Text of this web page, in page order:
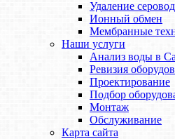
Удаление
Ионный обмен
Мембранные
Наши услуги
Анализ воды в
Ревизия
Проектирование
Подбор
Монтаж
Обслуживание
Карта сайта